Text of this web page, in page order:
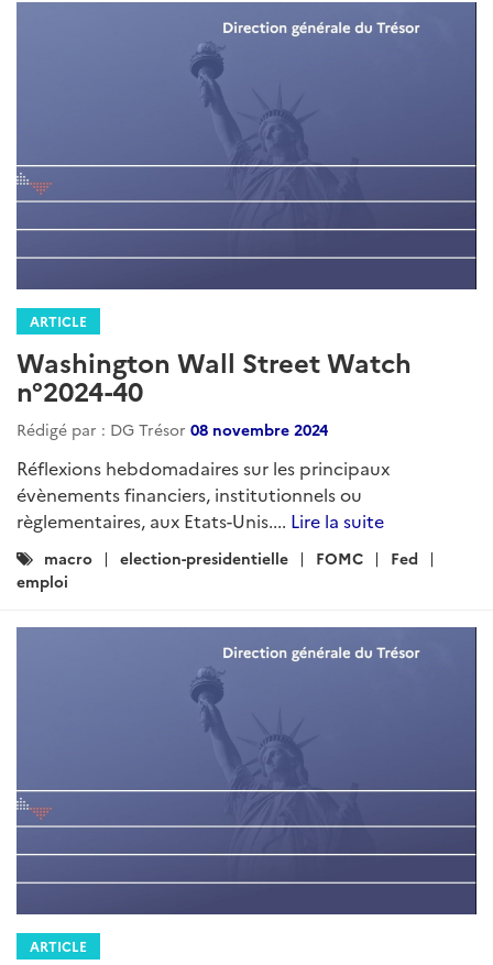
ARTICLE
Washington Wall Street Watch
n°2024-40
Rédigé par : DG Trésor 08 novembre 2024
Réflexions hebdomadaires sur les principaux
évènements financiers, institutionnels ou
règlementaires, aux Etats-Unis.... Lire la suite
Catégories
:
macro election-presidentielle FOMC
Fed
emploi
ARTICLE